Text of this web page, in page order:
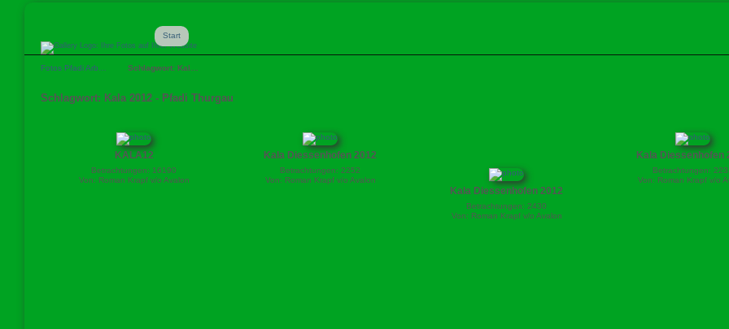
Start
Fotos Pfadi Arb… Schlagwort: Kal…
Schlagwort: Kala 2012 - Pfadi Thurgau
KALA12
Betrachtungen: 16190
Von: Roman Krapf v/o Avalon
Kala Diessenhofen 2012
Betrachtungen: 2252
Von: Roman Krapf v/o Avalon
Kala Diessenhofen 2012
Betrachtungen: 2430
Von: Roman Krapf v/o Avalon
Kala Diessenhofen
Betrachtungen:
Von: Roman Krapf v/o